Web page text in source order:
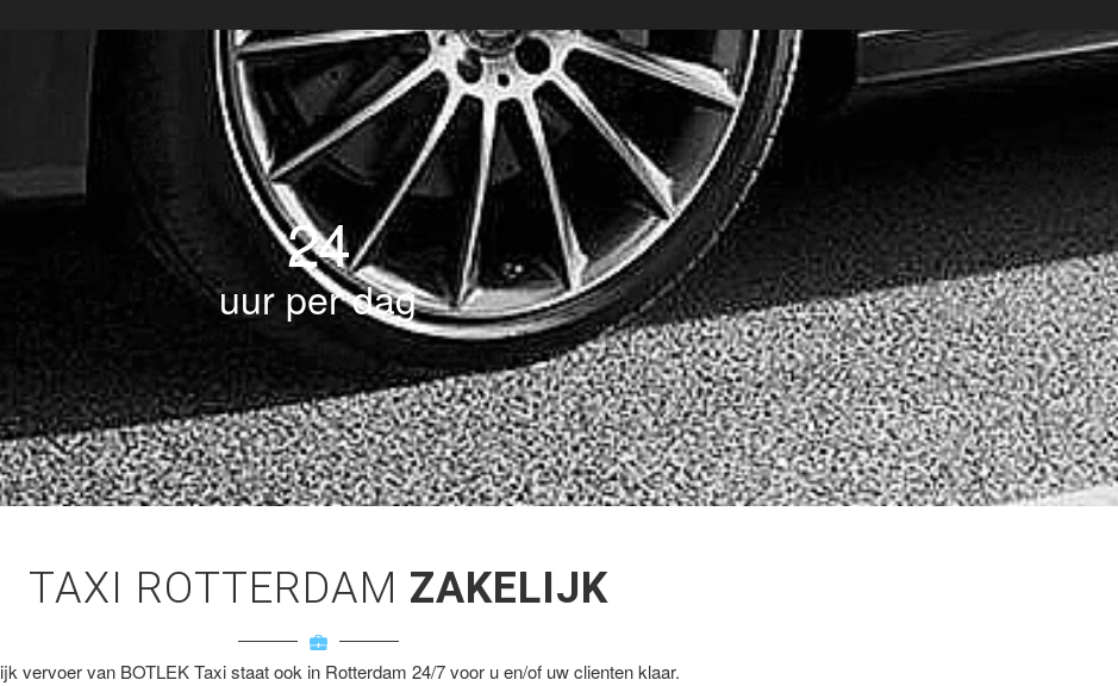
24
uur per dag
TAXI ROTTERDAM ZAKELIJK
vervoer van BOTLEK Taxi staat ook in Rotterdam 24/7 voor u en/of uw clienten klaar.